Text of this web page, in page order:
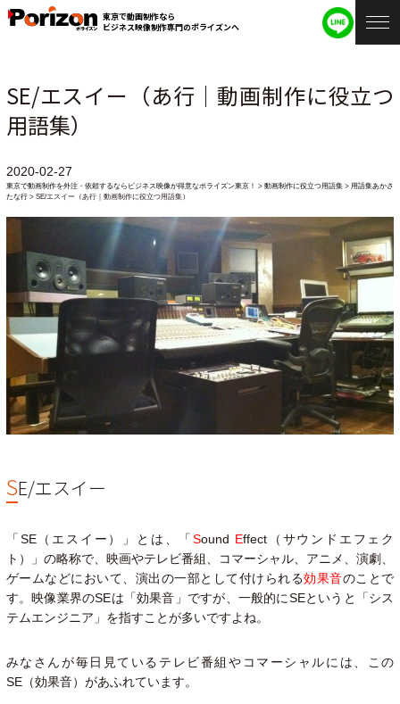
東京で動画制作なら
ビジネス映像制作専門のポライズンへ
SE/エスイー（あ行｜動画制作に役立つ
用語集）
2020-02-27
東京で動画制作を外注・依頼するならビジネス映像が得意なポライズン東京！ >動画制作に役立つ用語集 > 用語集あかさ
たな行> SE/エスイー（あ行｜動画制作に役立つ用語集）
SE/エスイー
「SE（エスイー）」とは、「Sound Effect （サウンドエフェク
ト）
」の略称で、映画やテレビ番組、コマーシャル、アニメ、演劇、
ゲームなどにおいて、演出の一部として付けられる効果音のことで
す。映像業界のSEは「効果音」ですが、一般的にSEというと「シス
テムエンジニア」を指すことが多いですよね。
みなさんが毎日見ているテレビ番組やコマーシャルには、この
SE（効果音）があふれています。